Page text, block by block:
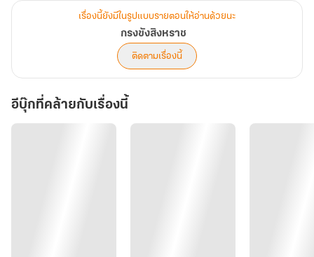
เรื่องนี้ยังมีในรูปแบบรายตอนให้อ่านด้วยนะ
กรงขังสิงหราช
ติดตามเรื่องนี้
อีบุ๊กที่คล้ายกับเรื่องนี้